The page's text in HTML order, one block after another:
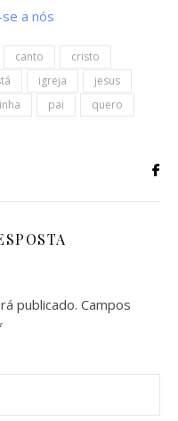
se a nós
canto
cristo
igreja
jesus
pai
quero
publicado. Campos